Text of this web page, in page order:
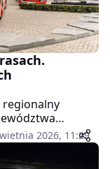
regionalny
nowe
i
2026, 11:29